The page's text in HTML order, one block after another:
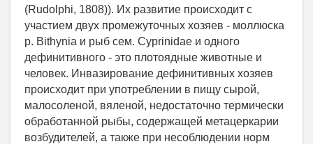
(Rudolphi, 1808)). Их развитие происходит с
участием двух промежуточных хозяев - моллюска
р. Bithynia и рыб сем. Cyprinidae и одного
дефинитивного - это плотоядные животные и
человек. Инвазирование дефинитивных хозяев
происходит при употреблении в пищу сырой,
малосоленой, вяленой, недостаточно термически
обработанной рыбы, содержащей метацеркарии
возбудителей, а также при несоблюдении норм